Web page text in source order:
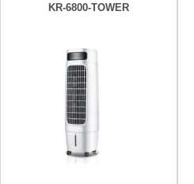
KR-6800-TOWER